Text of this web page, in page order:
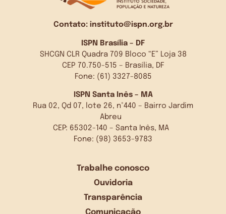
Contato: instituto@ispn.org.br
ISPN Brasília – DF
SHCGN CLR Quadra 709 Bloco “E” Loja 38
CEP 70.750-515 – Brasília, DF
Fone: (61) 3327-8085
ISPN Santa Inês – MA
Rua 02, Qd 07, lote 26, n°440 – Bairro Jardim
Abreu
CEP: 65302-140 – Santa Inês, MA
Fone: (98) 3653-9783
Trabalhe conosco
Ouvidoria
Transparência
Comunicação